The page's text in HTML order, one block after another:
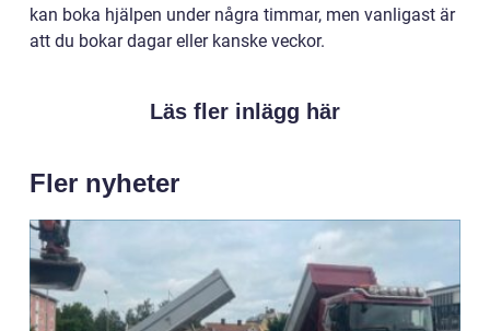
kan boka hjälpen under några timmar, men vanligast är
att du bokar dagar eller kanske veckor.
Läs fler inlägg här
Fler nyheter